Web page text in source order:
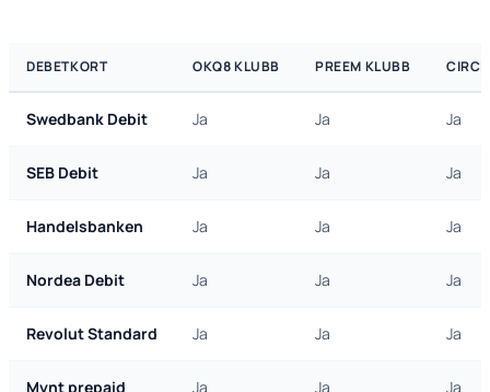
DEBETKORT OKQ8 KLUBB PREEM KLUBB
Swedbank Debit Ja Ja Ja
SEB Debit Ja Ja Ja
Handelsbanken Ja Ja Ja
Nordea Debit Ja Ja Ja
Revolut Standard Ja Ja Ja
Mynt prepaid Ja Ja Ja